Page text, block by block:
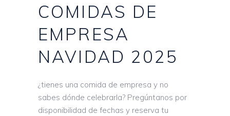
COMIDAS DE
EMPRESA
NAVIDAD 2025
¿tienes una comida de empresa y no
sabes dónde celebrarla? Pregúntanos por
disponibilidad de fechas y reserva tu